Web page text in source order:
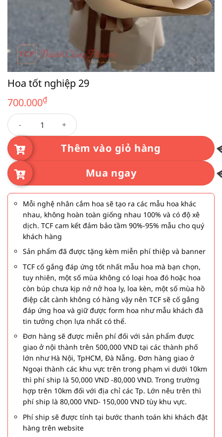
Hoa tốt nghiệp 29
700.000₫
Hoa tốt nghiệp 29 số lượng
Thêm vào giỏ hàng
Mua ngay
Mỗi nghệ nhân cắm hoa sẽ tạo ra các mẫu hoa khác
nhau, không hoàn toàn giống nhau 100% và có độ xê
dịch. TCF cam kết đảm bảo tầm 90%-95% mẫu cho quý
khách hàng
Sản phẩm đã được tặng kèm miễn phí thiệp và banner
TCF cố gắng đáp ứng tốt nhất mẫu hoa mà bạn chọn,
tuy nhiên, một số mùa không có loại hoa đó hoặc hoa
còn búp chưa kịp nở nở hoa ly, loa kèn, một số mùa hồ
điệp cắt cành không có hàng vậy nên TCF sẽ cố gắng
đáp ứng hoa và giữ được form hoa như mẫu khách đã
tin tưởng chọn lựa nhất có thể.
Đơn hàng sẽ được miễn phí đối với sản phẩm được
giao ở nội thành trên 500,000 VND tại các thành phố
lớn như Hà Nội, TpHCM, Đà Nẵng. Đơn hàng giao ở
Ngoại thành các khu vực trên trong phạm vi dưới 10km
thì phí ship là 50,000 VND -80,000 VND. Trong trường
hợp trên 10km đối với địa chỉ các Tp. Lớn nêu trên thì
phí ship là 80,000 VND- 150,000 VND tùy khu vực.
Phí ship sẽ được tính tại bước thanh toán khi khách đặt
hàng trên website